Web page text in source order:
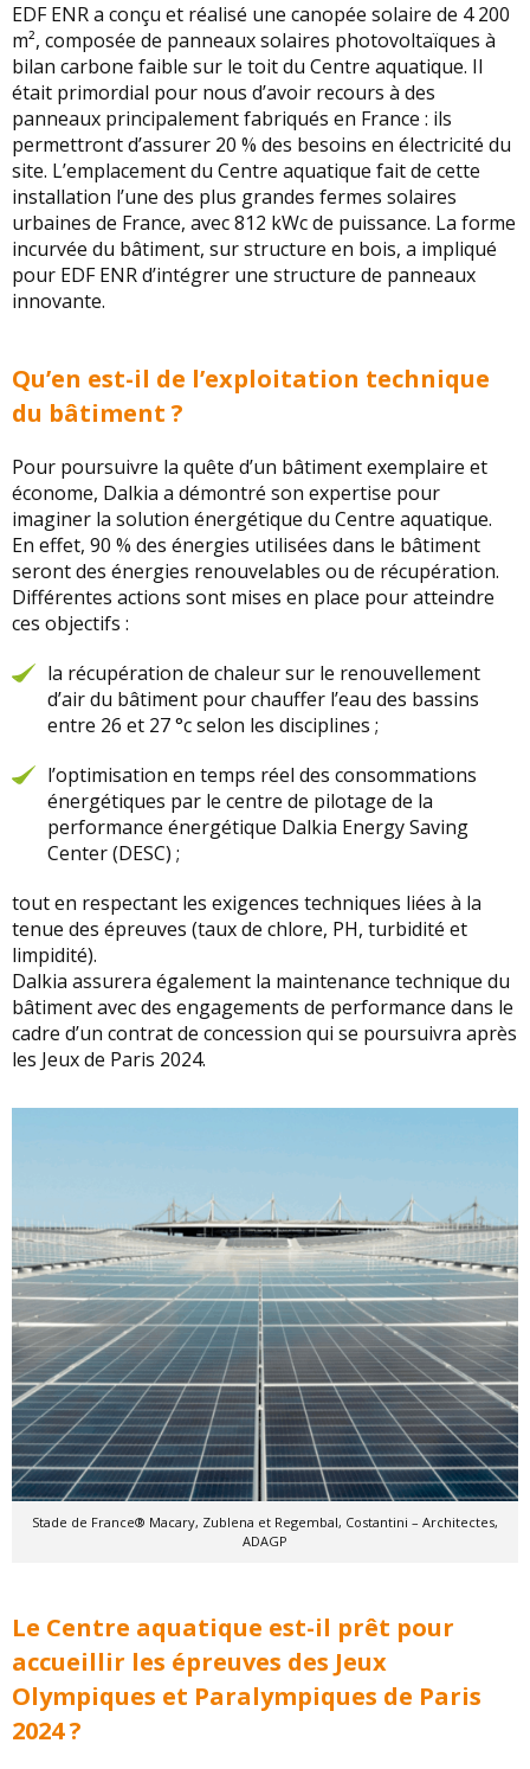
EDF ENR a conçu et réalisé une canopée solaire de 4 200
m², composée de panneaux solaires photovoltaïques à
bilan carbone faible sur le toit du Centre aquatique. Il
était primordial pour nous d’avoir recours à des
panneaux principalement fabriqués en France : ils
permettront d’assurer 20 % des besoins en électricité du
site. L’emplacement du Centre aquatique fait de cette
installation l’une des plus grandes fermes solaires
urbaines de France, avec 812 kWc de puissance. La forme
incurvée du bâtiment, sur structure en bois, a impliqué
pour EDF ENR d’intégrer une structure de panneaux
innovante.
Qu’en est-il de l’exploitation technique
du bâtiment ?
Pour poursuivre la quête d’un bâtiment exemplaire et
économe, Dalkia a démontré son expertise pour
imaginer la solution énergétique du Centre aquatique.
En effet, 90 % des énergies utilisées dans le bâtiment
seront des énergies renouvelables ou de récupération.
Différentes actions sont mises en place pour atteindre
ces objectifs :
la récupération de chaleur sur le renouvellement
d’air du bâtiment pour chauffer l’eau des bassins
entre 26 et 27 °c selon les disciplines ;
l’optimisation en temps réel des consommations
énergétiques par le centre de pilotage de la
performance énergétique Dalkia Energy Saving
Center (DESC) ;
tout en respectant les exigences techniques liées à la
tenue des épreuves (taux de chlore, PH, turbidité et
limpidité).
Dalkia assurera également la maintenance technique du
bâtiment avec des engagements de performance dans le
cadre d’un contrat de concession qui se poursuivra après
les Jeux de Paris 2024.
Stade de France® Macary, Zublena et Regembal, Costantini – Architectes,
ADAGP
Le Centre aquatique est-il prêt pour
accueillir les épreuves des Jeux
Olympiques et Paralympiques de Paris
2024 ?